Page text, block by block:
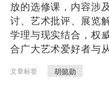
放的选修课，内容涉
讨、艺术批评、展览
学理与现实结合，权
合广大艺术爱好者与从
文章标签 胡懿勋